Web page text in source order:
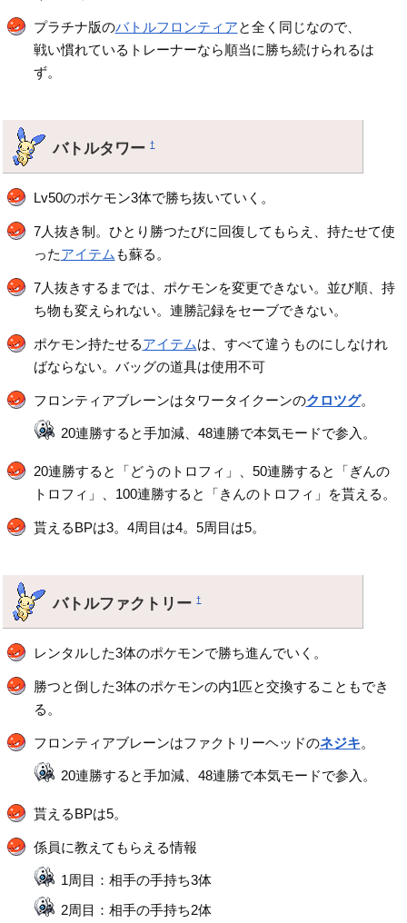
プラチナ版のバトルフロンティアと全く同じなので、
戦い慣れているトレーナーなら順当に勝ち続けられるは
ず。
バトルタワー†
Lv50のポケモン3体で勝ち抜いていく。
7人抜き制。ひとり勝つたびに回復してもらえ、持たせて使
ったアイテム も蘇る。
7人抜きするまでは、ポケモンを変更できない。並び順、持
ち物も変えられない。連勝記録をセーブできない。
ポケモン持たせるアイテムは、すべて違うものにしなけれ
ばならない。バッグの道具は使用不可
フロンティアブレーンはタワータイクーンのクロツグ。
20連勝すると手加減、48連勝で本気モードで参入。
20連勝すると「どうのトロフィ」、50連勝すると「ぎんの
トロフィ」、100連勝すると「きんのトロフィ」を貰える。
貰えるBPは3。4周目は4。5周目は5。
バトルファクトリー†
レンタルした3体のポケモンで勝ち進んでいく。
勝つと倒した3体のポケモンの内1匹と交換することもでき
る。
フロンティアブレーンはファクトリーヘッドのネジキ。
20連勝すると手加減、48連勝で本気モードで参入。
貰えるBPは5。
係員に教えてもらえる情報
1周目：相手の手持ち3体
2周目：相手の手持ち2体